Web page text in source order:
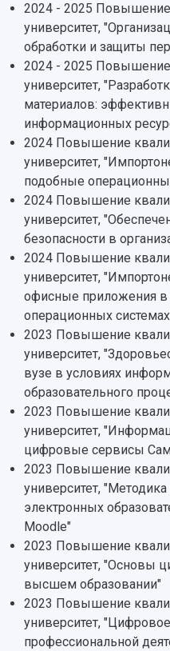
История
Ключевые факты
Рейтинги
Руководство
Наблюдательный
Попечительский
Ученый совет
Ректорат
Кадровый резерв
Персоналии
Сотрудники и
Заслуженные деятели
Структура
Институты и
Кафедры
Научные
Отделы и службы
Общественные
Институт
Инжиниринговый
Аграрный
Архив
Фирменный стиль
Устойчивое
Кампус
3D-тур по
Музеи
Учебный аэродром
Главные новости
Бортжурнал
Объявления
События
СМИ об
Пресс-центр
Газета "Полет"
Газета "Самарский
Мы в соцсетях
Мультимедиа
Подкасты
Просветительский
Почему я выбираю
Абитуриенту
Бакалавриат и
Магистратура
Аспирантура
Формы обучения
Учебные планы
Дополнительное
Институты и
Образовательные
Профессорско-
Расписание занятий
Стипендии
Тестирование
знание русского
основ
Платные
Скидки на обучение
Подготовительные
Библиотека
Видеолекции
Противодействие
Основные научные
Научные школы и
Диссертационные
Подготовка научных
Конкурс на
работников
Научно-технический
Научные проекты и
Аспирантура и
Справочные
Научная
Научно-
Структурная схема
исследовательской
Материальная база
Подразделения
Организационные
Результаты научно-
деятельности
Научно-технические
Конкурсы научных
Областной конкурс
Отчеты о научно-
деятельности
Журналы
Научные
Патенты
Публикации и
Отчеты о
2024 - 2025
университет,
обработки и защиты
2024 - 2025
университет,
материалов:
информационных
2024 Повышение
университет,
подобные
2024 Повышение
университет,
безопасности в
2024 Повышение
университет,
офисные приложения в
операционных
2023 Повышение
университет,
вузе в условиях
образовательного
2023 Повышение
университет,
цифровые сервисы
2023 Повышение
университет,
электронных
Moodle"
2023 Повышение
университет, "Основы
высшем образовании"
2023 Повышение
университет,
профессиональной